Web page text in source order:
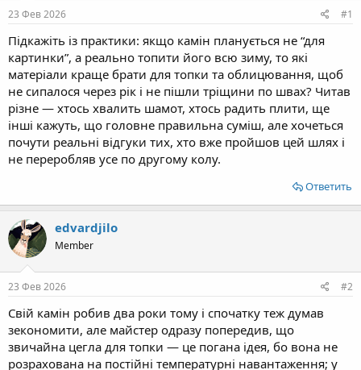
е
м
ы
л
23 Фев 2026 #1
Підкажіть із практики: якщо камін планується не “для
картинки”, а реально топити його всю зиму, то які
матеріали краще брати для топки та облицювання, щоб
не сипалося через рік і не пішли тріщини по швах? Читав
різне — хтось хвалить шамот, хтось радить плити, ще
інші кажуть, що головне правильна суміш, але хочеться
почути реальні відгуки тих, хто вже пройшов цей шлях і
не переробляв усе по другому колу.
Ответить
edvardjilо
Member
23 Фев 2026 #2
Свій камін робив два роки тому і спочатку теж думав
зекономити, але майстер одразу попередив, що
звичайна цегла для топки — це погана ідея, бо вона не
розрахована на постійні температурні навантаження; у